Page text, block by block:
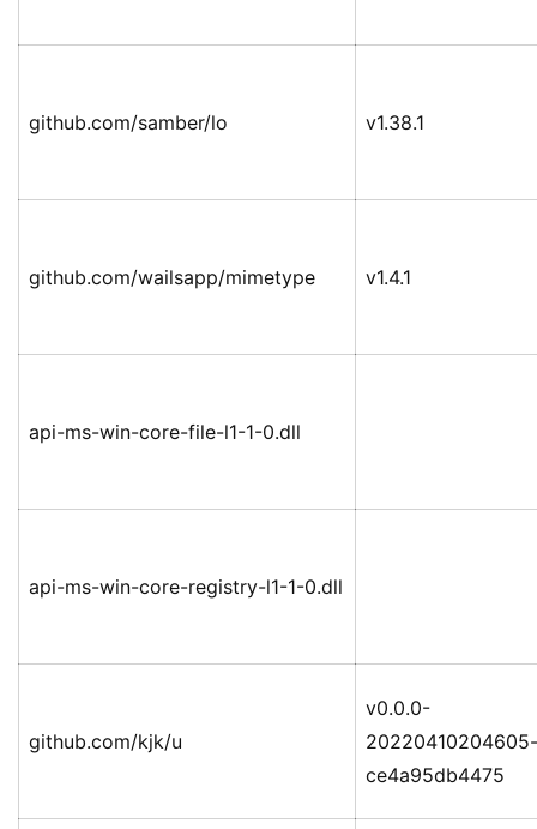
github.com/samber/lo v1.38.1
github.com/wailsapp/mimetype v1.4.1
api-ms-win-core-file-l1-1-0.dll
api-ms-win-core-registry-l1-1-0.dll
github.com/kjk/u
v0.0.0-
20220410204605-
ce4a95db4475